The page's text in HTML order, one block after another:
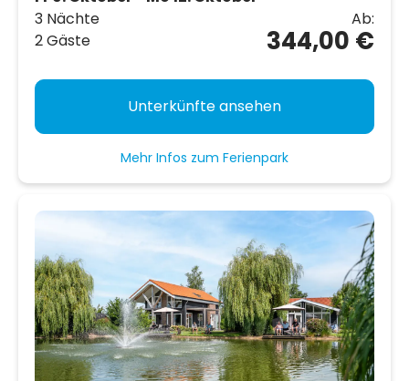
3 Nächte
2 Gäste
Ab:
344,00 €
Unterkünfte ansehen
Mehr Infos zum Ferienpark